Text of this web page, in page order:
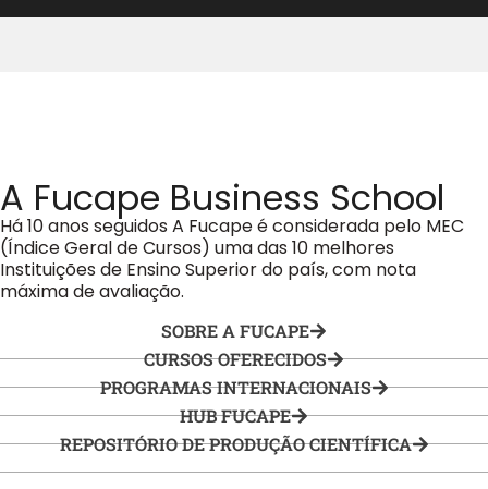
A Fucape Business School
Há 10 anos seguidos A Fucapeé considerada pelo MEC
(Índice Geral de Cursos) uma das 10 melhores
Instituições de Ensino Superior do país, com nota
máxima de avaliação.
SOBRE A FUCAPE
CURSOS OFERECIDOS
PROGRAMAS INTERNACIONAIS
HUB FUCAPE
REPOSITÓRIO DE PRODUÇÃO CIENTÍFICA